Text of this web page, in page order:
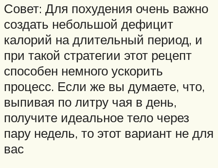
Совет: Для похудения очень важно
создать небольшой дефицит
калорий на длительный период, и
при такой стратегии этот рецепт
способен немного ускорить
процесс. Если же вы думаете, что,
выпивая по литру чая в день,
получите идеальное тело через
пару недель, то этот вариант не для
вас